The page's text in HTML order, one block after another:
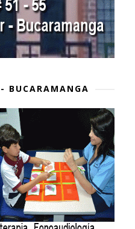
BUCARAMANGA